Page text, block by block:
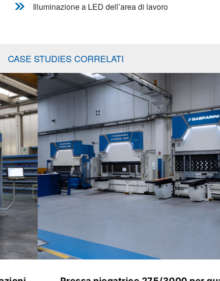
Illuminazione a LED dell’area di lavoro
CASE STUDIES CORRELATI